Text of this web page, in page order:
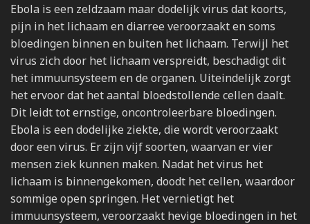
Ebola is een zeldzaam maar dodelijk virus dat koorts,
pijn in het lichaam en diarree veroorzaakt en soms
bloedingen binnen en buiten het lichaam. Terwijl het
virus zich door het lichaam verspreidt, beschadigt dit
het immuunsysteem en de organen. Uiteindelijk zorgt
het ervoor dat het aantal bloedstollende cellen daalt.
Dit leidt tot ernstige, oncontroleerbare bloedingen.
Ebola is een dodelijke ziekte, die wordt veroorzaakt
door een virus. Er zijn vijf soorten, waarvan er vier
mensen ziek kunnen maken. Nadat het virus het
lichaam is binnengekomen, doodt het cellen, waardoor
sommige open springen. Het vernietigt het
immuunsysteem, veroorzaakt hevige bloedingen in het